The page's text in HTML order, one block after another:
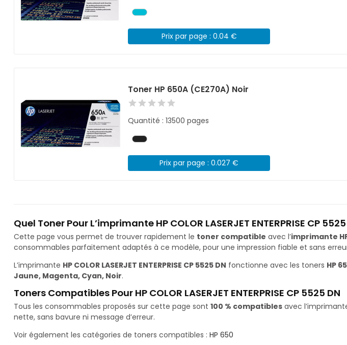
Prix par page : 0.04 €
Toner HP 650A (CE270A) Noir
Quantité : 13500 pages
Prix par page : 0.027 €
Quel Toner Pour L’imprimante HP COLOR LASERJET ENTERPRISE CP
Cette page vous permet de trouver rapidement le toner compatible avec l’imprimante HP
consommables parfaitement adaptés à ce modèle, pour une impression fiable et sans
L’imprimante HP COLOR LASERJET ENTERPRISE CP 5525 DN fonctionne avec les toners HP
Jaune, Magenta, Cyan, Noir.
Toners Compatibles Pour HP COLOR LASERJET ENTERPRISE CP 5525 DN
Tous les consommables proposés sur cette page sont 100 % compatibles avec l’imprimante
nette, sans bavure ni message d’erreur.
Voir également les catégories de toners compatibles : HP 650